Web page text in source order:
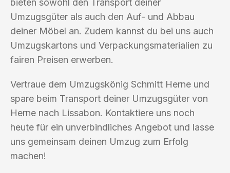
bieten sowohl den Transport deiner
Umzugsgüter als auch den Auf- und Abbau
deiner Möbel an. Zudem kannst du bei uns auch
Umzugskartons und Verpackungsmaterialien zu
fairen Preisen erwerben.
Vertraue dem Umzugskönig Schmitt Herne und
spare beim Transport deiner Umzugsgüter von
Herne nach Lissabon. Kontaktiere uns noch
heute für ein unverbindliches Angebot und lasse
uns gemeinsam deinen Umzug zum Erfolg
machen!